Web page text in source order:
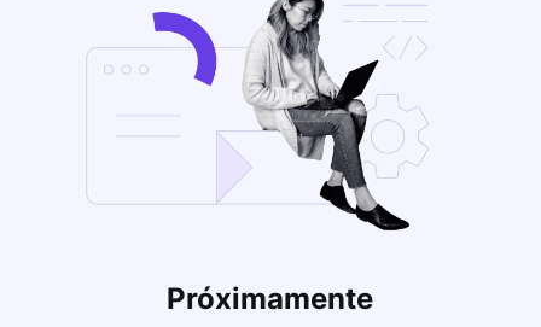
Próximamente